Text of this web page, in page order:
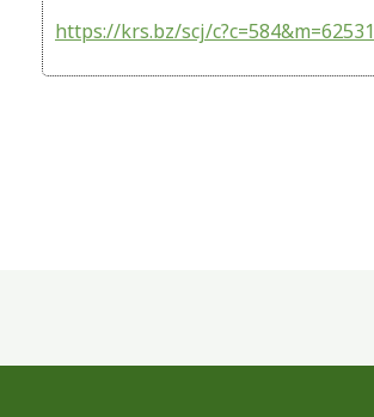
https://krs.bz/scj/